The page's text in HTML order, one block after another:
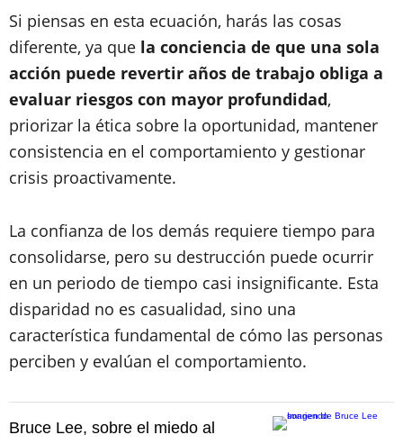
Si piensas en esta ecuación, harás las cosas
diferente, ya que la conciencia de que una sola
acción puede revertir años de trabajo obliga a
evaluar riesgos con mayor profundidad,
priorizar la ética sobre la oportunidad, mantener
consistencia en el comportamiento y gestionar
crisis proactivamente.
La confianza de los demás requiere tiempo para
consolidarse, pero su destrucción puede ocurrir
en un periodo de tiempo casi insignificante. Esta
disparidad no es casualidad, sino una
característica fundamental de cómo las personas
perciben y evalúan el comportamiento.
Bruce Lee, sobre el miedo al